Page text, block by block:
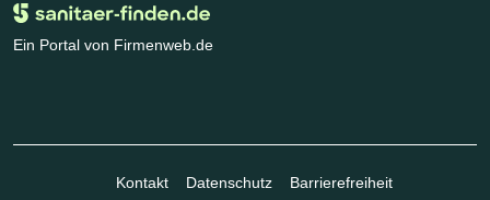
Ein Portal von Firmenweb.de
Kontakt Datenschutz Barrierefreiheit